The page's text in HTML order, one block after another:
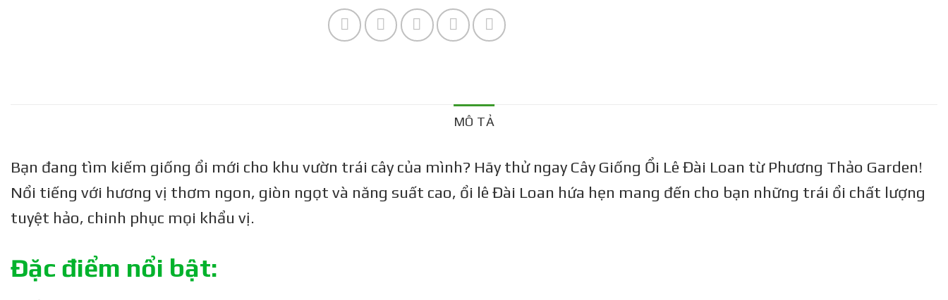
MÔ TẢ
Bạn đang tìm kiếm giống ổi mới cho khu vườn trái cây của mình? Hãy thử ngay Cây Giống Ổi Lê Đài Loan từ Phương Thảo Garden!
Nổi tiếng với hương vị thơm ngon, giòn ngọt và năng suất cao, ổi lê Đài Loan hứa hẹn mang đến cho bạn những trái ổi chất lượng
tuyệt hảo, chinh phục mọi khẩu vị.
Đặc điểm nổi bật: